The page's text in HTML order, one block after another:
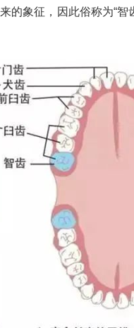
象征，因此俗称为“